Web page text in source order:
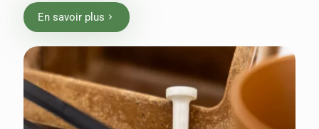
En savoir plus